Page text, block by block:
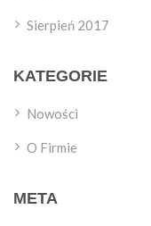
Sierpień 2017
KATEGORIE
Nowości
O Firmie
META